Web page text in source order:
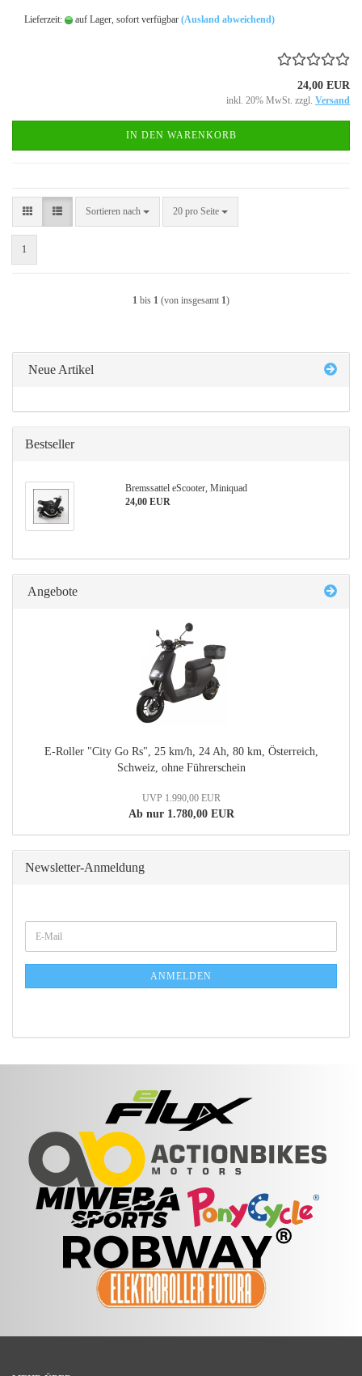
Lieferzeit: auf Lager, sofort verfügbar (Ausland abweichend)
24,00 EUR
inkl. 20% MwSt. zzgl. Versand
IN DEN WARENKORB
Sortieren nach
Sortieren nach 20 pro Seite
pro Seite
1
1 bis 1 (von insgesamt 1)
Neue Artikel
Bestseller
Bremssattel eScooter, Miniquad
24,00 EUR
Angebote
E-Roller "City Go Rs", 25 km/h, 24 Ah, 80 km, Österreich,
Schweiz, ohne Führerschein
UVP 1.990,00 EUR
Ab nur 1.780,00 EUR
Newsletter-Anmeldung
ZUR
NEWSLETTER-
ANMELDUNG
E-
Mail
ANMELDEN